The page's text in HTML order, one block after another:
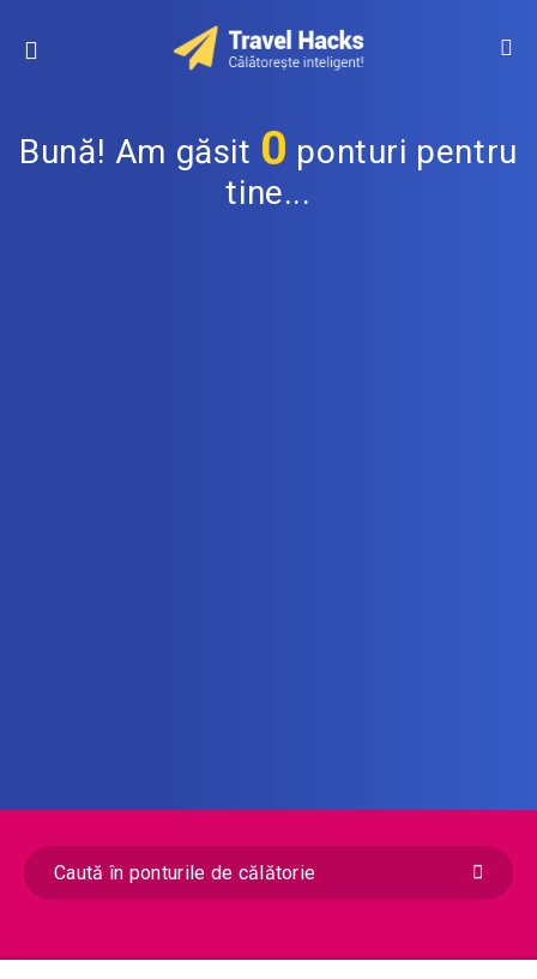
Bună! Am găsit 0 ponturi pentru
tine...